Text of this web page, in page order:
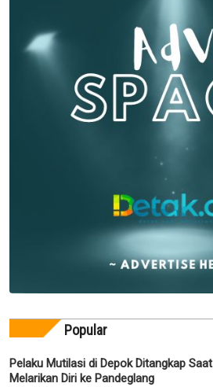
Popular
Pelaku Mutilasi di Depok Ditangkap Saat
Melarikan Diri ke Pandeglang